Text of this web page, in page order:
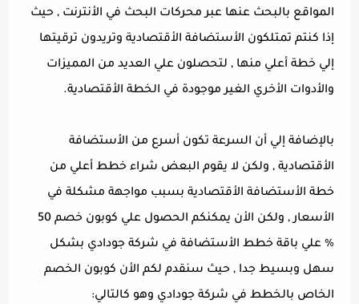
المواقع بالبحث عنها عبر محركات البحث في الأنترنت , حيث
إذا كنتم تمتلكون الأستضافة الأقتصادية وتريدون ترقيتها
إلي خطة أعلي منها , لتحصلون علي العديد من المميزات
والأدوات الأخري الغير موجودة في الخطة الأقتصادية.
بالإضافة إلي أن السرعة تكون أسرع من الأستضافة
الأقتصادية , ولكن لا يقوم البعض شراء خطط أعلي من
خطة الأستضافة الأقتصادية بسبب مواجهة مشكلة في
الأسعار , ولكن الأن يمكنكم الحصول علي كوبون خصم 50
% علي باقة خطط الأستضافة في شركة جودادي بشكل
سهل وبسيط جدا , حيث سنقدم لكم الأن كوبون الخصم
الخاص بالخطط في شركة جودادي وهو كالتالي: